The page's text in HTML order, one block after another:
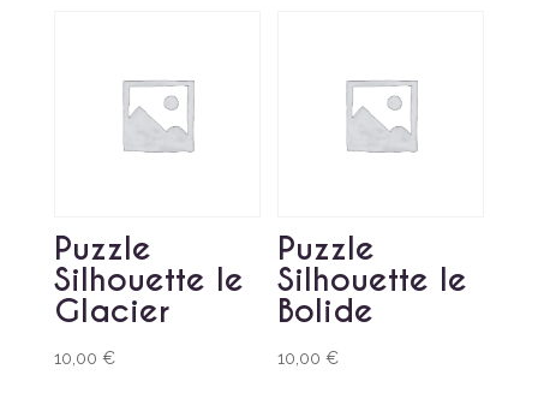
Puzzle
Silhouette le
Glacier
10,00 €
Puzzle
Silhouette le
Bolide
10,00€